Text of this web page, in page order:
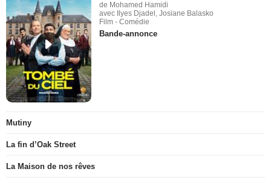
de Mohamed Hamidi
avec Ilyes Djadel, Josiane Balasko
Film - Comédie
Bande-annonce
Mutiny
La fin d’Oak Street
La Maison de nos rêves